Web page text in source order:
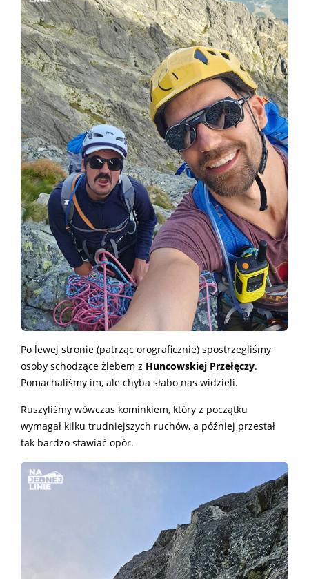
Po lewej stronie (patrząc orograficznie) spostrzegliśmy
osoby schodzące żlebem z Huncowskiej Przełęczy.
Pomachaliśmy im, ale chyba słabo nas widzieli.
Ruszyliśmy wówczas kominkiem, który z początku
wymagał kilku trudniejszych ruchów, a później przestał
tak bardzo stawiać opór.